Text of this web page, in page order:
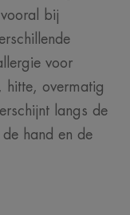
bij
voor
hitte, overmatig
langs de
hand en de